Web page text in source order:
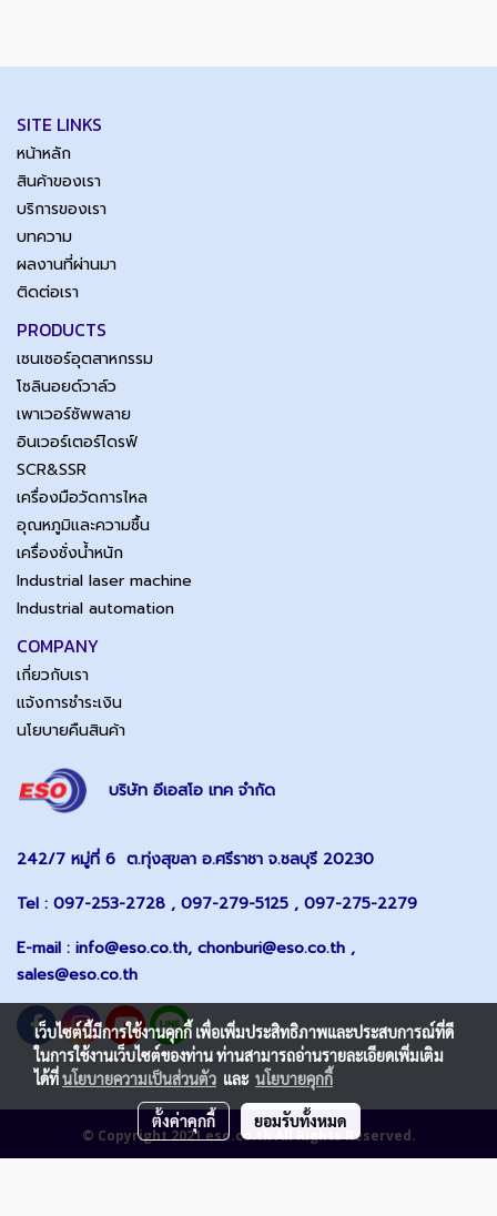
SITE LINKS
หน้าหลัก
สินค้าของเรา
บริการของเรา
บทความ
ผลงานที่ผ่านมา
ติดต่อเรา
PRODUCTS
เซนเซอร์อุตสาหกรรม
โซลินอยด์วาล์ว
เพาเวอร์ซัพพลาย
อินเวอร์เตอร์ไดรฟ์
SCR&SSR
เครื่องมือวัดการไหล
อุณหภูมิและความชื้น
เครื่องชั่งน้ำหนัก
Industrial laser machine
Industrial automation
COMPANY
เกี่ยวกับเรา
แจ้งการชำระเงิน
นโยบายคืนสินค้า
บริษัท อีเอสโอ เทค จำกัด
242/7 หมู่ที่ 6 ต.ทุ่งสุขลา อ.ศรีราชา จ.ชลบุรี 20230
Tel : 097-253-2728 , 097-279-5125 , 097-275-2279
E-mail : info@eso.co.th, chonburi@eso.co.th ,
sales@eso.co.th
© Copyright 2021 eso.co.th All Rights Reserved.
เว็บไซต์นี้มีการใช้งานคุกกี้ เพื่อเพิ่มประสิทธิภาพและประสบการณ์ที่ดี
ในการใช้งานเว็บไซต์ของท่าน ท่านสามารถอ่านรายละเอียดเพิ่มเติม
ได้ที่นโยบายความเป็นส่วนตัว และ นโยบายคุกกี้
ตั้งค่าคุกกี้ ยอมรับทั้งหมด